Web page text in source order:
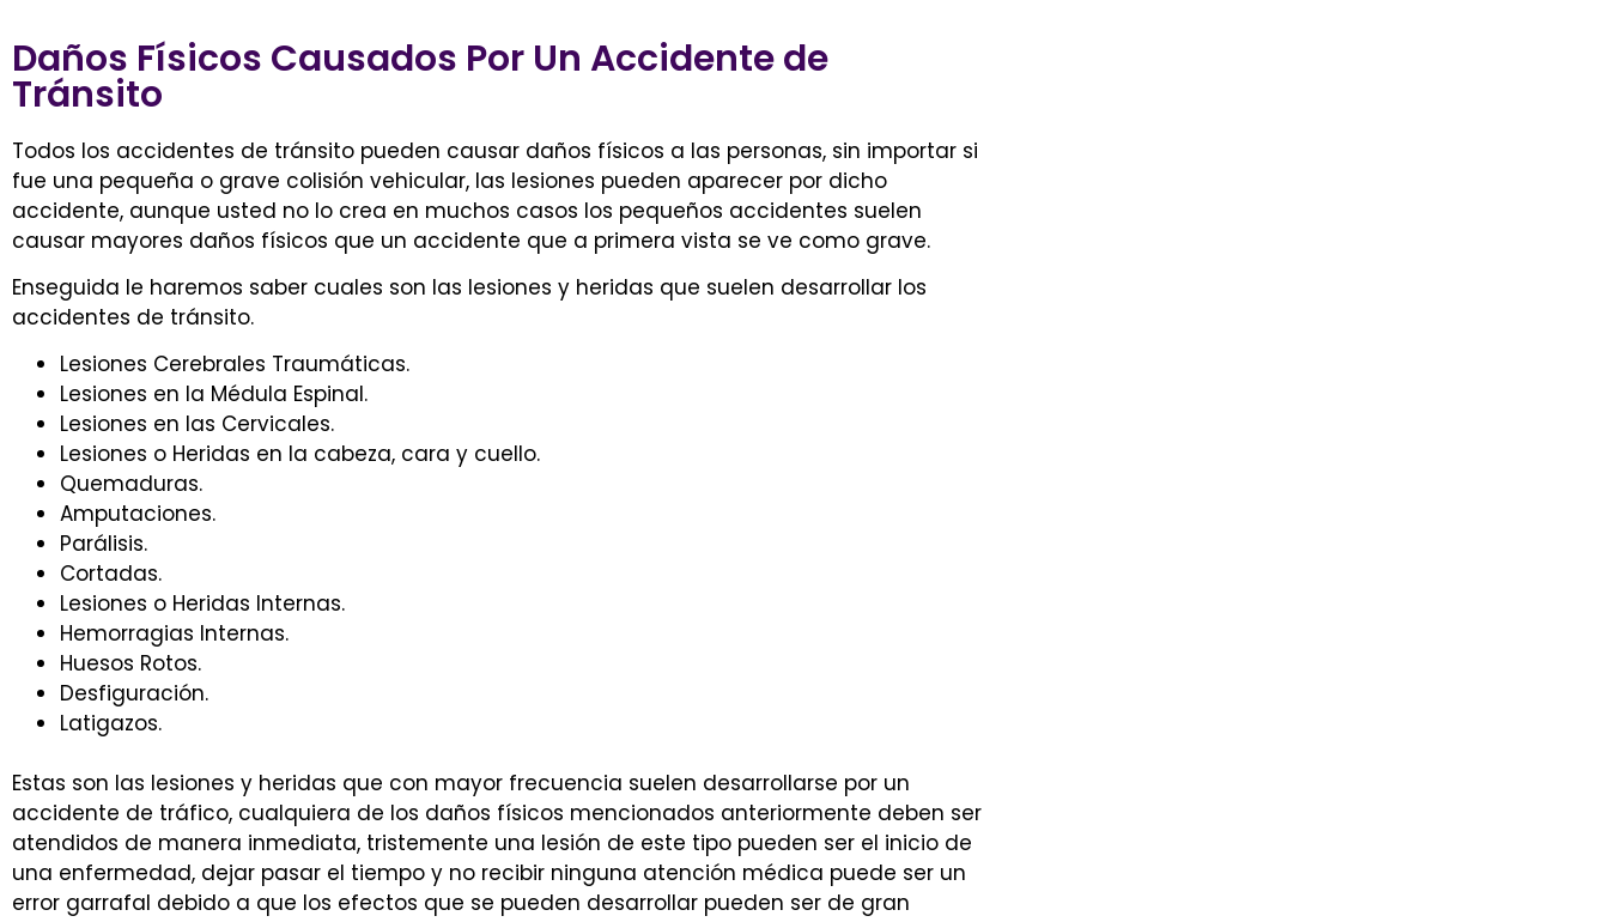
Daños Físicos Causados Por Un Accidente de
Tránsito
Todos los accidentes de tránsito pueden causar daños físicos a las personas, sin importar si
fue una pequeña o grave colisión vehicular, las lesiones pueden aparecer por dicho
accidente, aunque usted no lo crea en muchos casos los pequeños accidentes suelen
causar mayores daños físicos que un accidente que a primera vista se ve como grave.
Enseguida le haremos saber cuales son las lesiones y heridas que suelen desarrollar los
accidentes de tránsito.
Lesiones Cerebrales Traumáticas.
Lesiones en la Médula Espinal.
Lesiones en las Cervicales.
Lesiones o Heridas en la cabeza, cara y cuello.
Quemaduras.
Amputaciones.
Parálisis.
Cortadas.
Lesiones o Heridas Internas.
Hemorragias Internas.
Huesos Rotos.
Desfiguración.
Latigazos.
Estas son las lesiones y heridas que con mayor frecuencia suelen desarrollarse por un
accidente de tráfico, cualquiera de los daños físicos mencionados anteriormente deben ser
atendidos de manera inmediata, tristemente una lesión de este tipo pueden ser el inicio de
una enfermedad, dejar pasar el tiempo y no recibir ninguna atención médica puede ser un
error garrafal debido a que los efectos que se pueden desarrollar pueden ser de gran